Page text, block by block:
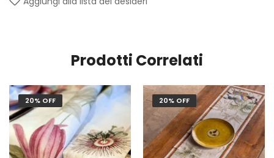
Prodotti Correlati
20% OFF 20% OFF